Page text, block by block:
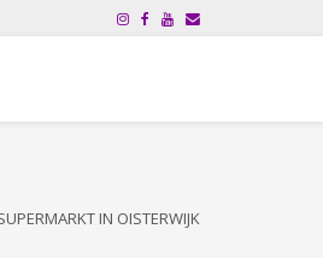
IN OISTERWIJK